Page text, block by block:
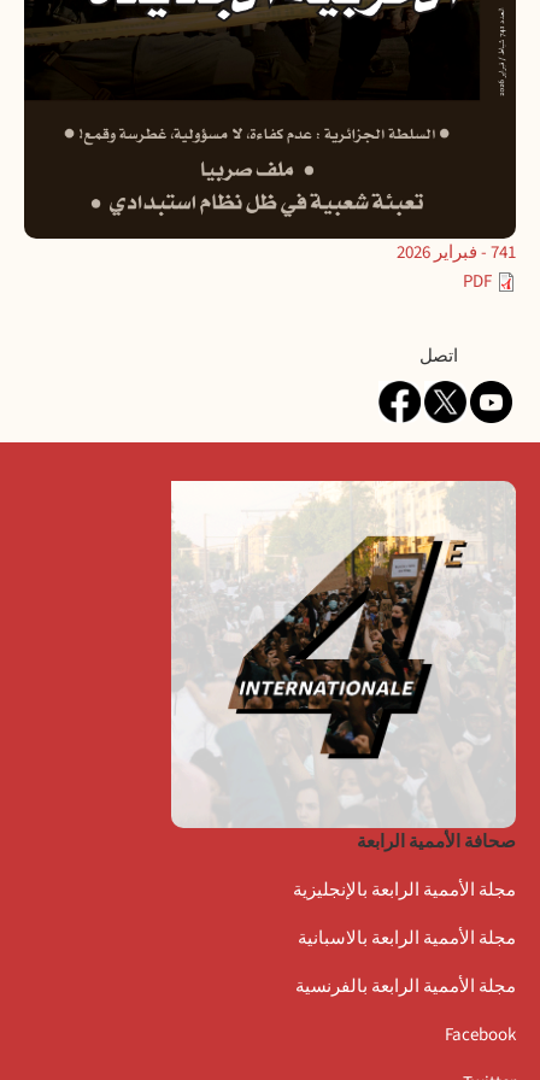
741 - فبراير 2026
PDF
Contactاتصل
صحافة الأممية الرابعة
مجلة الأممية الرابعة بالإنجليزية
مجلة الأممية الرابعة بالاسبانية
مجلة الأممية الرابعة بالفرنسية
Facebook